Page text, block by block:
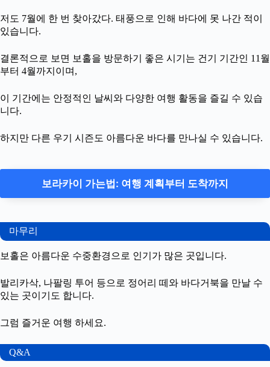
저도 7월에 한 번 찾아갔다. 태풍으로 인해 바다에 못 나간 적이
있습니다.
결론적으로 보면 보홀을 방문하기 좋은 시기는 건기 기간인 11월
부터 4월까지이며,
이 기간에는 안정적인 날씨와 다양한 여행 활동을 즐길 수 있습
니다.
하지만 다른 우기 시즌도 아름다운 바다를 만나실 수 있습니다.
보라카이 가는법: 여행 계획부터 도착까지
마무리
보홀은 아름다운 수중환경으로 인기가 많은 곳입니다.
발리카삭, 나팔링 투어 등으로 정어리 떼와 바다거북을 만날 수
있는 곳이기도 합니다.
그럼 즐거운 여행 하세요.
Q&A